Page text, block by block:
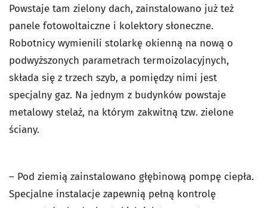
Powstaje tam zielony dach, zainstalowano już też
panele fotowoltaiczne i kolektory słoneczne.
Robotnicy wymienili stolarkę okienną na nową o
podwyższonych parametrach termoizolacyjnych,
składa się z trzech szyb, a pomiędzy nimi jest
specjalny gaz. Na jednym z budynków powstaje
metalowy stelaż, na którym zakwitną tzw. zielone
ściany.
– Pod ziemią zainstalowano głębinową pompę ciepła.
Specjalne instalacje zapewnią pełną kontrolę